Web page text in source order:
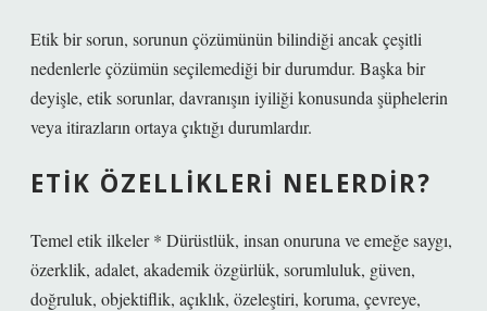
Etik bir sorun, sorunun çözümünün bilindiği ancak çeşitli
nedenlerle çözümün seçilemediği bir durumdur. Başka bir
deyişle, etik sorunlar, davranışın iyiliği konusunda şüphelerin
veya itirazların ortaya çıktığı durumlardır.
ETIK ÖZELLIKLERI NELERDIR?
Temel etik ilkeler * Dürüstlük, insan onuruna ve emeğe saygı,
özerklik, adalet, akademik özgürlük, sorumluluk, güven,
doğruluk, objektiflik, açıklık, özeleştiri, koruma, çevreye,